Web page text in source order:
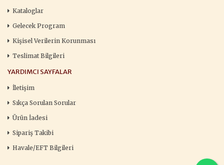
Kataloglar
Gelecek Program
Kişisel Verilerin Korunması
Teslimat Bilgileri
YARDIMCI SAYFALAR
İletişim
Sıkça Sorulan Sorular
Ürün İadesi
Sipariş Takibi
Havale/EFT Bilgileri